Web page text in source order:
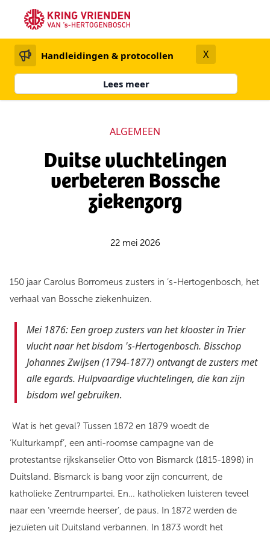
Handleidingen & protocollen X
Lees meer
ALGEMEEN
Duitse vluchtelingen
verbeteren Bossche
ziekenzorg
22 mei 2026
150 jaar Carolus Borromeus zusters in ’s-Hertogenbosch, het
verhaal van Bossche ziekenhuizen.
Mei 1876: Een groep zusters van het klooster in Trier
vlucht naar het bisdom 's-Hertogenbosch. Bisschop
Johannes Zwijsen (1794-1877) ontvangt de zusters met
alle egards. Hulpvaardige vluchtelingen, die kan zijn
bisdom wel gebruiken.
Wat is het geval? Tussen 1872 en 1879 woedt de
‘Kulturkampf’, een anti-roomse campagne van de
protestantse rijkskanselier Otto von Bismarck (1815-1898) in
Duitsland. Bismarck is bang voor zijn concurrent, de
katholieke Zentrumpartei. En… katholieken luisteren teveel
naar een ‘vreemde heerser’, de paus. In 1872 werden de
jezuïeten uit Duitsland verbannen. In 1873 wordt het